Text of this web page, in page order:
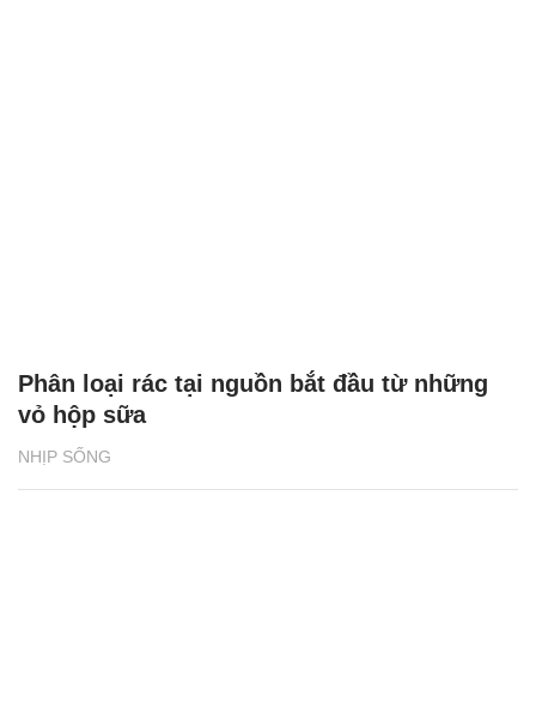
NHỊP SỐNG
Phân loại rác tại nguồn bắt đầu từ những
vỏ hộp sữa